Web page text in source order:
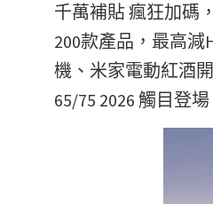
千萬補貼 瘋狂加碼
200款產品，最高
機、米家電動紅酒開
65/75 2026 觸目登場